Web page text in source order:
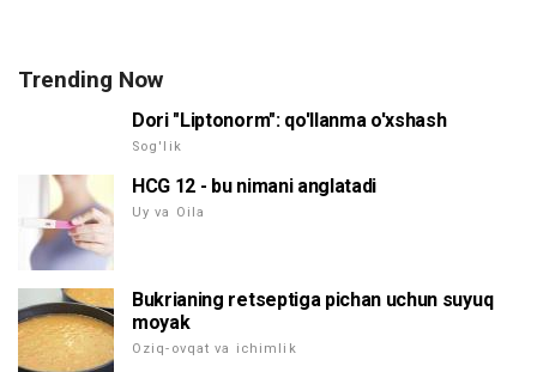
Trending Now
Dori "Liptonorm": qo'llanma o'xshash
Sog'lik
HCG 12 - bu nimani anglatadi
Uy va Oila
Bukrianing retseptiga pichan uchun suyuq
moyak
Oziq-ovqat va ichimlik